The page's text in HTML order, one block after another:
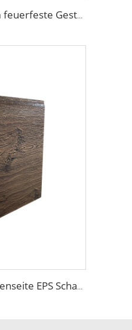
Fabrikpreis 50mm bis 100mm feuerfeste Gesteinswolle Sandwich-Panel Wellenplatte äußere Dämmplatte
Großhandelspreis 50mm Außenseite EPS Schaum Sandwich-Wandpaneel dekoratives Wandpaneel metallenes Seitenwand leichtgewichtig bequem maßgeschneidert